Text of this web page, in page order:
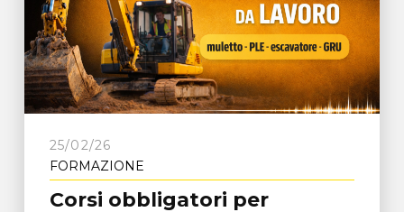
25/02/26
FORMAZIONE
Corsi obbligatori per